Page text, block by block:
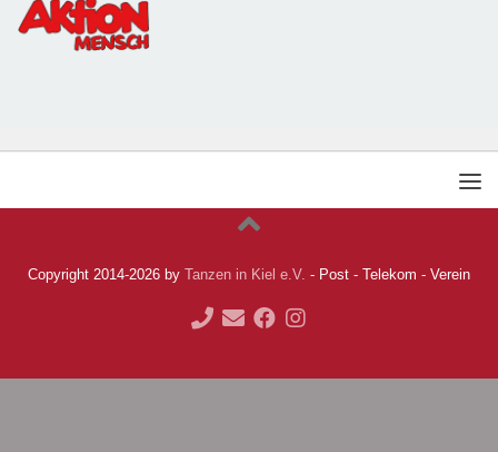
Copyright 2014-2026 by Tanzen in Kiel e.V. - Post - Telekom - Verein